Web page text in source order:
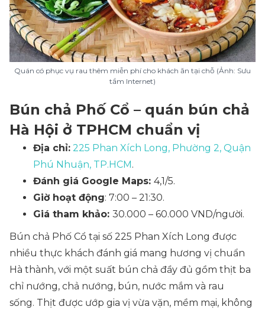
Quán có phục vụ rau thêm miễn phí cho khách ăn tại chỗ (Ảnh: Sưu
tầm Internet)
Bún chả Phố Cổ – quán bún chả
Hà Hội ở TPHCM chuẩn vị
Địa chỉ: 225 Phan Xích Long, Phường 2, Quận
Phú Nhuận, TP.HCM.
Đánh giá Google Maps: 4,1/5.
Giờ hoạt động: 7:00 – 21:30.
Giá tham khảo: 30.000 – 60.000 VND/người.
Bún chả Phố Cổ tại số 225 Phan Xích Long được
nhiều thực khách đánh giá mang hương vị chuẩn
Hà thành, với một suất bún chả đầy đủ gồm thịt ba
chỉ nướng, chả nướng, bún, nước mắm và rau
sống. Thịt được ướp gia vị vừa vặn, mềm mại, không